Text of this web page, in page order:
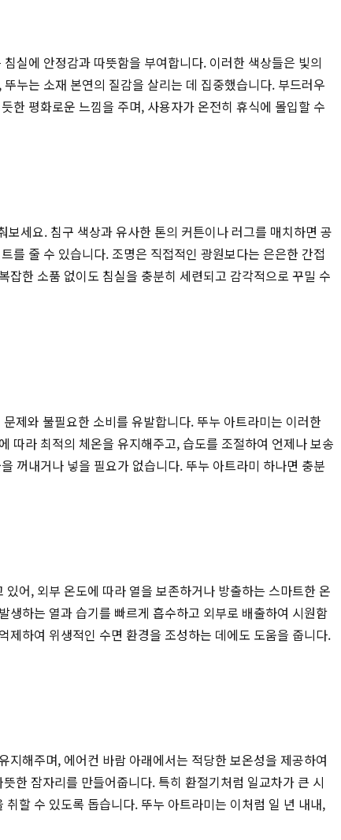
실에 안정감과 따뜻함을 부여합니다. 이러한 색상들은 빛의
누는 소재 본연의 질감을 살리는 데 집중했습니다. 부드러우
한 평화로운 느낌을 주며, 사용자가 온전히 휴식에 몰입할 수
세요. 침구 색상과 유사한 톤의 커튼이나 러그를 매치하면 공
를 줄 수 있습니다. 조명은 직접적인 광원보다는 은은한 간접
한 소품 없이도 침실을 충분히 세련되고 감각적으로 꾸밀 수
제와 불필요한 소비를 유발합니다. 뚜누 아트라미는 이러한
따라 최적의 체온을 유지해주고, 습도를 조절하여 언제나 보송
꺼내거나 넣을 필요가 없습니다. 뚜누 아트라미 하나면 충분
어, 외부 온도에 따라 열을 보존하거나 방출하는 스마트한 온
하는 열과 습기를 빠르게 흡수하고 외부로 배출하여 시원함
하여 위생적인 수면 환경을 조성하는 데에도 도움을 줍니다.
해주며, 에어컨 바람 아래에서는 적당한 보온성을 제공하여
한 잠자리를 만들어줍니다. 특히 환절기처럼 일교차가 큰 시
할 수 있도록 돕습니다. 뚜누 아트라미는 이처럼 일 년 내내,